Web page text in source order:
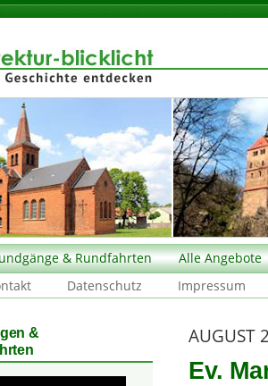
& Rundfahrten
Alle Angebote
Datenschutz Impressum
AUGUST
Ev.
&